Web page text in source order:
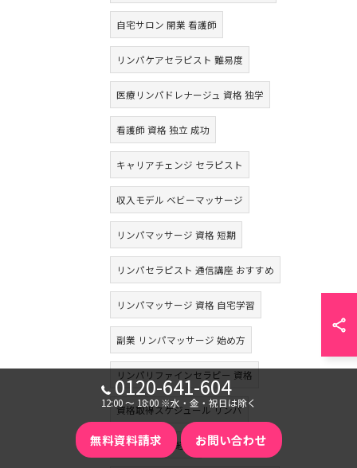
自宅サロン 開業 看護師
リンパケアセラピスト 難易度
医療リンパドレナージュ 資格 独学
看護師 資格 独立 成功
キャリアチェンジ セラピスト
収入モデル ベビーマッサージ
リンパマッサージ 資格 短期
リンパセラピスト 通信講座 おすすめ
リンパマッサージ 資格 自宅学習
副業 リンパマッサージ 始め方
リンパリファインセラピー 資格
資格取得スケジュール リンパ
耳つぼ資格 未経験
0120-641-604
12:00 〜 18:00 ※水・金・祝日は除く
無料資料請求 お問い合わせ